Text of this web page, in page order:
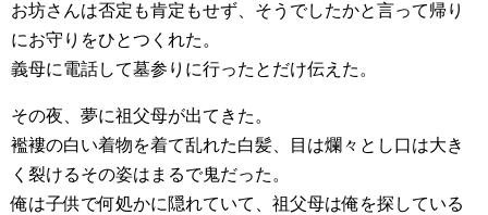
お坊さんは否定も肯定もせず、そうでしたかと言って帰り
にお守りをひとつくれた。
義母に電話して墓参りに行ったとだけ伝えた。
その夜、夢に祖父母が出てきた。
襤褸の白い着物を着て乱れた白髪、目は爛々とし口は大き
く裂けるその姿はまるで鬼だった。
俺は子供で何処かに隠れていて、祖父母は俺を探している